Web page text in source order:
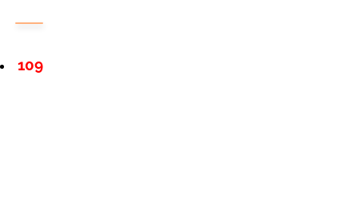
109